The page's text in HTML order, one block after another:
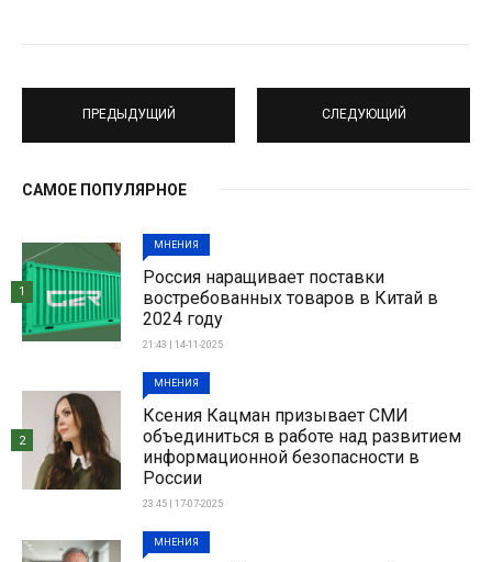
ПРЕДЫДУЩИЙ СЛЕДУЮЩИЙ
САМОЕ ПОПУЛЯРНОЕ
МНЕНИЯ
Россия наращивает поставки
востребованных товаров в Китай в
2024 году
21:43 | 14-11-2025
1
МНЕНИЯ
Ксения Кацман призывает СМИ
объединиться в работе над развитием
информационной безопасности в
России
23:45 | 17-07-2025
2
МНЕНИЯ